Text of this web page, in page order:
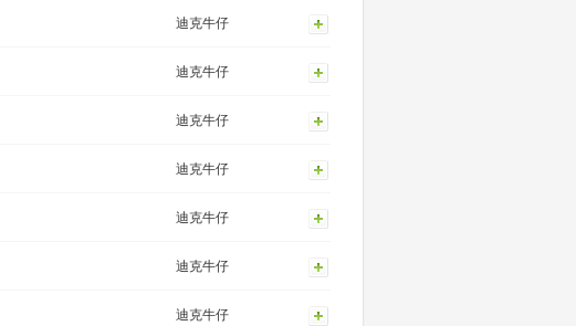
迪克牛仔
迪克牛仔
迪克牛仔
迪克牛仔
迪克牛仔
迪克牛仔
迪克牛仔